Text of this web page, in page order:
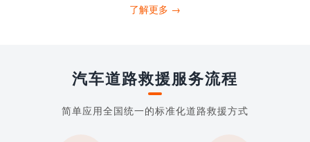
了解更多 →
汽车道路救援服务流程
简单应用全国统一的标准化道路救援方式